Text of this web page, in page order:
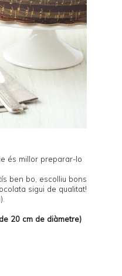
és millor preparar-lo
ben bo, escolliu bons
sigui de qualitat!
20 cm de diàmetre)